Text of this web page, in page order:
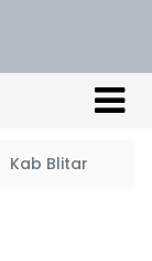
Kab Blitar